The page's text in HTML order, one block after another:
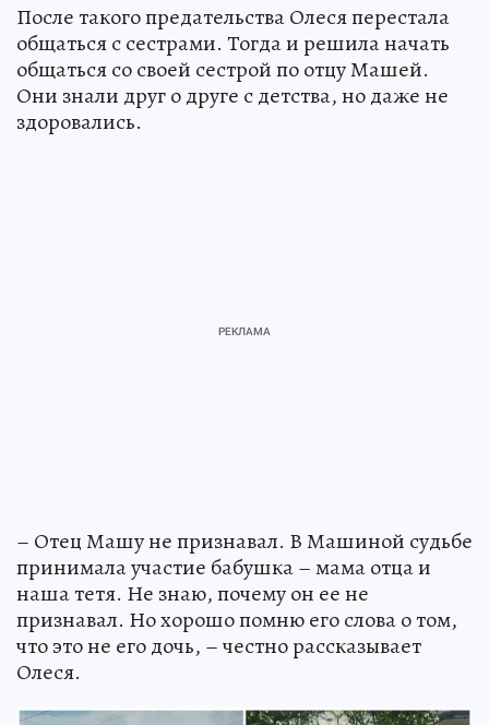
После такого предательства Олеся перестала
общаться с сестрами. Тогда и решила начать
общаться со своей сестрой по отцу Машей.
Они знали друг о друге с детства, но даже не
здоровались.
– Отец Машу не признавал. В Машиной судьбе
принимала участие бабушка – мама отца и
наша тетя. Не знаю, почему он ее не
признавал. Но хорошо помню его слова о том,
что это не его дочь, – честно рассказывает
Олеся.